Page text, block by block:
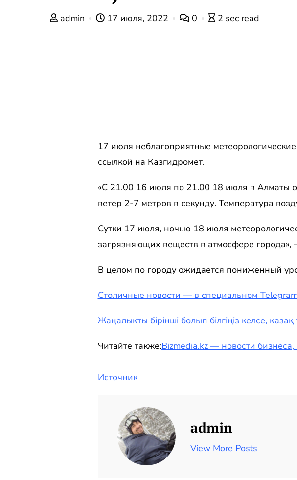
admin 17 июля, 2022 0 2 sec read
17 июля неблагоприятные
ссылкой на Казгидромет.
«С 21.00 16 июля по 21.00 18 июля в Алматы
ветер 2-7 метров в секунду. Температура
Сутки 17 июля, ночью 18 июля
загрязняющих веществ в атмосфере
В целом по городу ожидается пониженный
Столичные новости — в специальном
Жаңалықты бірінші болып білгіңіз келсе,
Читайте также:Bizmedia.kz — новости
Источник
admin
View More Posts